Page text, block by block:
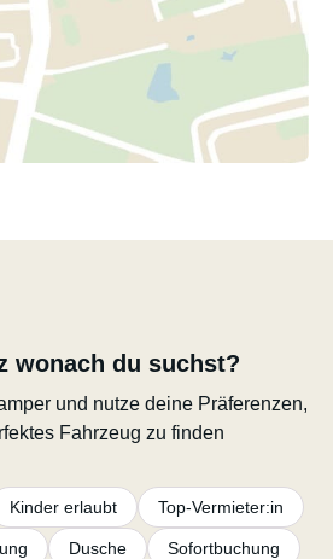
wonach du suchst?
und nutze deine Präferenzen,
Fahrzeug zu finden
Kinder erlaubt Top-Vermieter:in
Dusche Sofortbuchung